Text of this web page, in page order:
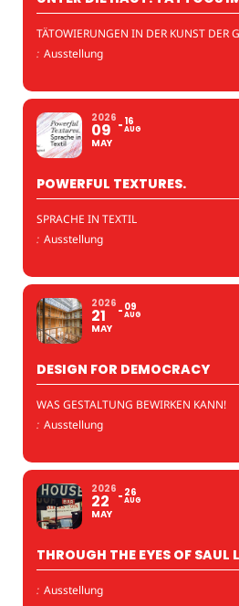
TÄTOWIERUNGEN IN DER KUNST DER
: Ausstellung
2026
09
MAY
16
AUG
POWERFUL TEXTURES.
SPRACHE IN TEXTIL
: Ausstellung
2026
21
MAY
09
AUG
DESIGN FOR DEMOCRACY
WAS GESTALTUNG BEWIRKEN KANN!
: Ausstellung
2026
22
MAY
26
AUG
THROUGH THE EYES OF SAUL
: Ausstellung